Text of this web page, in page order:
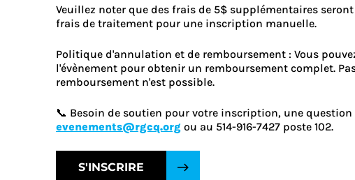
Veuillez noter que des frais de 5$ supplémentaires
frais de traitement pour une inscription manuelle.
Politique d'annulation et de remboursement : Vous
l'évènement pour obtenir un remboursement complet.
remboursement n'est possible.
📞 Besoin de soutien pour votre inscription, une
evenements@rgcq.org ou au 514-916-7427 poste 102.
S'INSCRIRE